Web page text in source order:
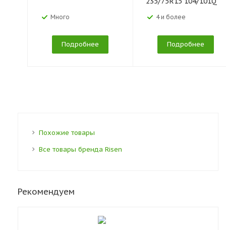
Много
Подробнее
4 и более
Подробнее
Похожие товары
Все товары бренда Risen
Рекомендуем